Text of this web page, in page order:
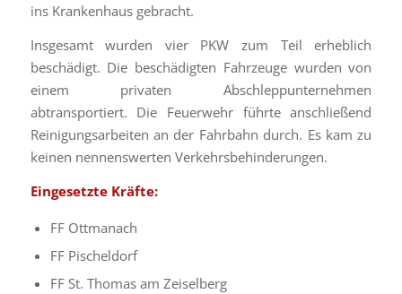
ins Krankenhaus gebracht.
Insgesamt wurden vier PKW zum Teil erheblich
beschädigt. Die beschädigten Fahrzeuge wurden von
einem privaten Abschleppunternehmen
abtransportiert. Die Feuerwehr führte anschließend
Reinigungsarbeiten an der Fahrbahn durch. Es kam zu
keinen nennenswerten Verkehrsbehinderungen.
Eingesetzte Kräfte:
FF Ottmanach
FF Pischeldorf
FF St. Thomas am Zeiselberg